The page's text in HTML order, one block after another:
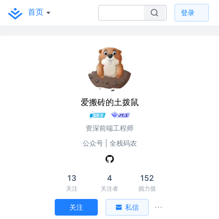
首页 登录
爱搬砖的土拨鼠
资深前端工程师
公众号 | 全栈码农
13
关注
4
关注者
152
掘力值
关注 私信